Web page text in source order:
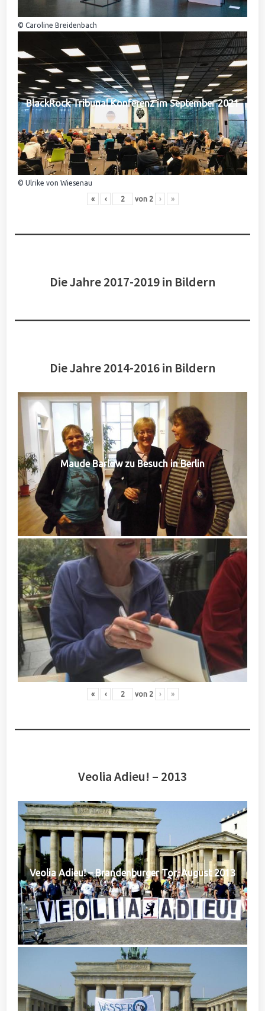
© Caroline Breidenbach
BlackRock Tribunal Konferenz im September 2021
© Ulrike von Wiesenau
« ‹ von 2 › »
Die Jahre 2017-2019 in Bildern
Die Jahre 2014-2016 in Bildern
Maude Barlow zu Besuch in Berlin
« ‹ von 2 › »
Veolia Adieu! – 2013
Veolia Adieu! – Brandenburger Tor, August 2013